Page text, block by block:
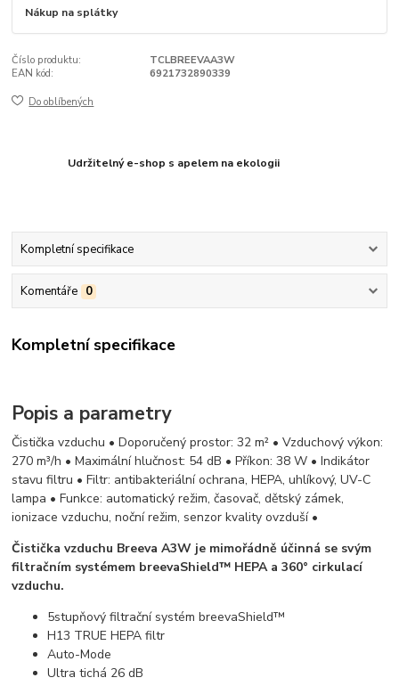
Nákup na splátky
Číslo produktu:
TCLBREEVAA3W
EAN kód:
6921732890339
Do oblíbených
Udržitelný e-shop s apelem na ekologii
Kompletní specifikace
Komentáře 0
Kompletní specifikace
Popis a parametry
Čistička vzduchu • Doporučený prostor: 32 m² • Vzduchový výkon:
270 m³/h • Maximální hlučnost: 54 dB • Příkon: 38 W • Indikátor
stavu filtru • Filtr: antibakteriální ochrana, HEPA, uhlíkový, UV-C
lampa • Funkce: automatický režim, časovač, dětský zámek,
ionizace vzduchu, noční režim, senzor kvality ovzduší •
Čistička vzduchu Breeva A3W je mimořádně účinná se svým
filtračním systémem breevaShield™ HEPA a 360° cirkulací
vzduchu.
5stupňový filtrační systém breevaShield™
H13 TRUE HEPA filtr
Auto-Mode
Ultra tichá 26 dB